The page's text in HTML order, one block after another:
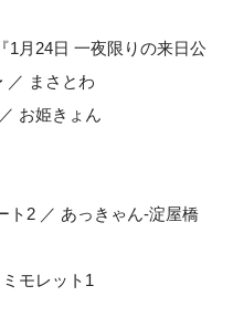
月24日 一夜限りの来日公
／ まさとわ
お姫きょん
2 ／ あっきゃん-淀屋橋
モレット1